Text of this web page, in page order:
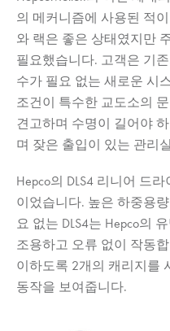
의 메커니즘에 사용된 적
와 랙은 좋은 상태였지만
필요했습니다. 고객은 기
수가 필요 없는 새로운 시
조건이 특수한 교도소의
견고하며 수명이 길어야
며 잦은 출입이 있는 관리
Hepco의 DLS4 리니어 드
이었습니다. 높은 하중용
요 없는 DLS4는 Hepco의
조용하고 오류 없이 작동
이하도록 2개의 캐리지를
동작을 보여줍니다.